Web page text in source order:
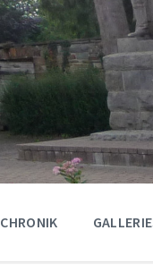
CHRONIK